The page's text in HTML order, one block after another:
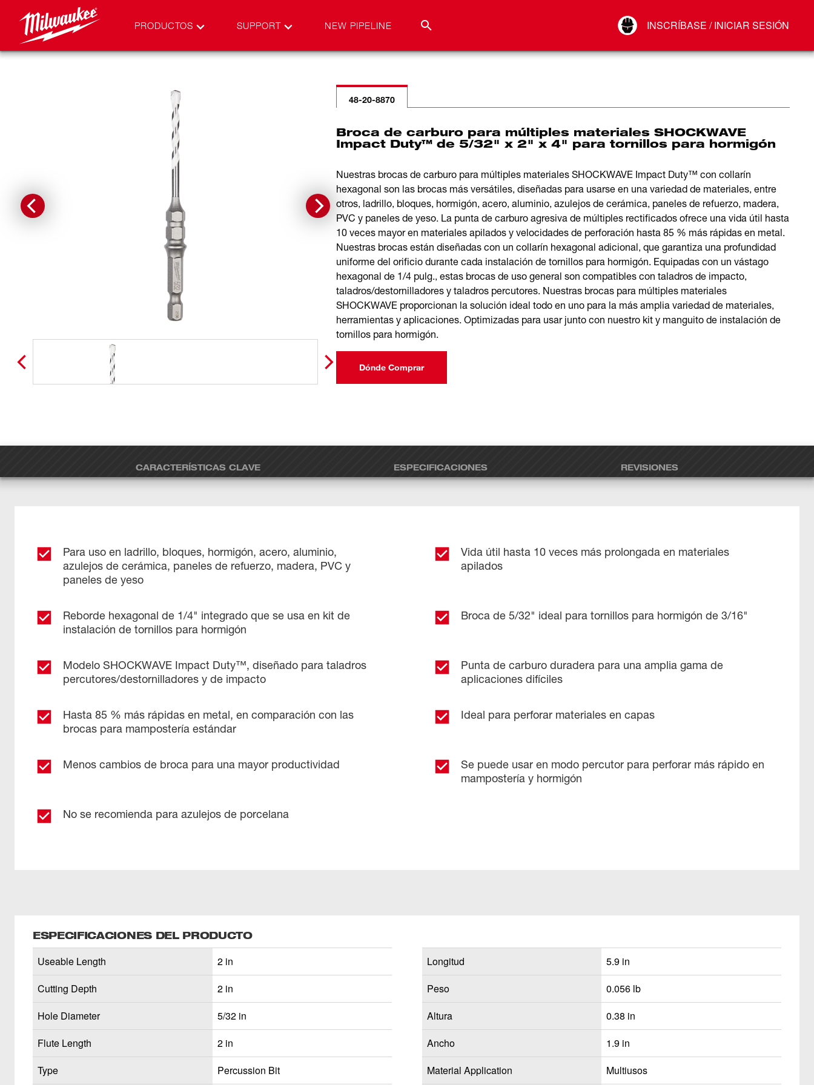
PRODUCTOS SUPPORT NEW PIPELINE INSCRÍBASE / INICIAR SESIÓN
Conectar
48-20-8870
Broca de carburo para múltiples materiales SHOCKWAVE
Impact Duty™ de 5/32" x 2" x 4" para tornillos para hormigón
Nuestras brocas de carburo para múltiples materiales SHOCKWAVE Impact Duty™ con collarín
hexagonal son las brocas más versátiles, diseñadas para usarse en una variedad de materiales, entre
otros, ladrillo, bloques, hormigón, acero, aluminio, azulejos de cerámica, paneles de refuerzo, madera,
PVC y paneles de yeso. La punta de carburo agresiva de múltiples rectificados ofrece una vida útil hasta
10 veces mayor en materiales apilados y velocidades de perforación hasta 85 % más rápidas en metal.
Nuestras brocas están diseñadas con un collarín hexagonal adicional, que garantiza una profundidad
uniforme del orificio durante cada instalación de tornillos para hormigón. Equipadas con un vástago
hexagonal de 1/4 pulg., estas brocas de uso general son compatibles con taladros de impacto,
taladros/destornilladores y taladros percutores. Nuestras brocas para múltiples materiales
SHOCKWAVE proporcionan la solución ideal todo en uno para la más amplia variedad de materiales,
herramientas y aplicaciones. Optimizadas para usar junto con nuestro kit y manguito de instalación de
tornillos para hormigón.
Dónde Comprar
CARACTERÍSTICAS CLAVE ESPECIFICACIONES REVISIONES
Para uso en ladrillo, bloques, hormigón, acero, aluminio,
azulejos de cerámica, paneles de refuerzo, madera, PVC y
paneles de yeso
Vida útil hasta 10 veces más prolongada en materiales
apilados
Reborde hexagonal de 1/4" integrado que se usa en kit de
instalación de tornillos para hormigón
Broca de 5/32" ideal para tornillos para hormigón de 3/16"
Modelo SHOCKWAVE Impact Duty™, diseñado para taladros
percutores/destornilladores y de impacto
Punta de carburo duradera para una amplia gama de
aplicaciones difíciles
Hasta 85 % más rápidas en metal, en comparación con las
brocas para mampostería estándar
Ideal para perforar materiales en capas
Menos cambios de broca para una mayor productividad
Se puede usar en modo percutor para perforar más rápido en
mampostería y hormigón
No se recomienda para azulejos de porcelana
ESPECIFICACIONES DEL PRODUCTO
Useable Length
2 in
Cutting Depth
2 in
Hole Diameter
5/32 in
Flute Length
2 in
Type
Percussion Bit
Longitud
5.9 in
Peso
0.056 lb
Altura
0.38 in
Ancho
1.9 in
Material Application
Multiusos